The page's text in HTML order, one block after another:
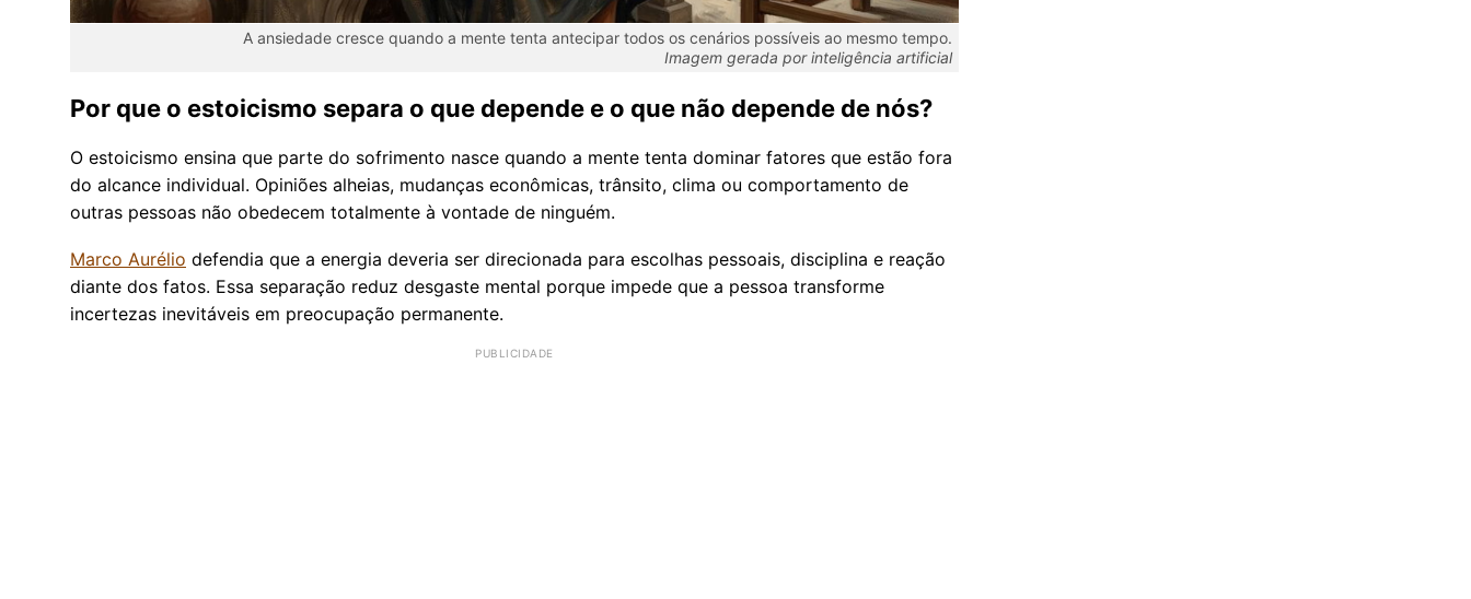
A ansiedade cresce quando a mente tenta antecipar todos os cenários possíveis ao mesmo tempo.
Imagem gerada por inteligência artificial
Por que o estoicismo separa o que depende e o que não depende de nós?
O estoicismo ensina que parte do sofrimento nasce quando a mente tenta dominar fatores que estão fora
do alcance individual. Opiniões alheias, mudanças econômicas, trânsito, clima ou comportamento de
outras pessoas não obedecem totalmente à vontade de ninguém.
Marco Aurélio defendia que a energia deveria ser direcionada para escolhas pessoais, disciplina e reação
diante dos fatos. Essa separação reduz desgaste mental porque impede que a pessoa transforme
incertezas inevitáveis em preocupação permanente.